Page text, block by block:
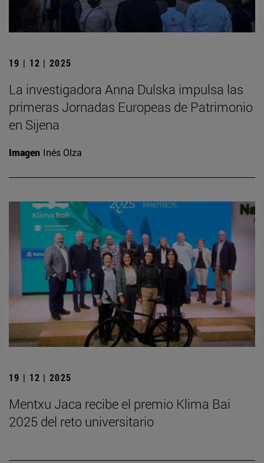
19 | 12 | 2025
La investigadora Anna Dulska impulsa las
primeras Jornadas Europeas de Patrimonio
en Sijena
Imagen Inés Olza
19 | 12 | 2025
Mentxu Jaca recibe el premio Klima Bai
2025 del reto universitario